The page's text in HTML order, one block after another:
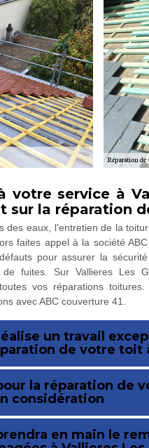
votre service à
sur la réparation
des eaux, l’entretien de la
faites appel à la société
pour assurer la
de fuites. Sur Vallieres Les
vos réparations
avec ABC couverture 41.
un travail
de votre toit
la réparation de
considération
en main le